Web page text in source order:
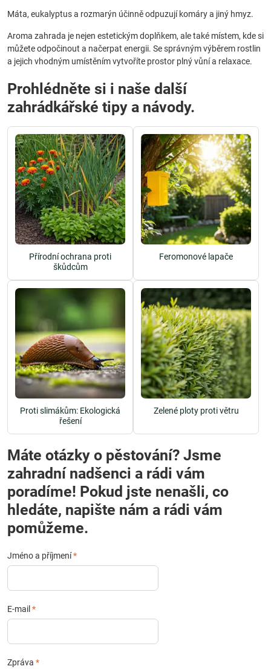
Máta, eukalyptus a rozmarýn účinně odpuzují komáry a jiný hmyz.
Aroma zahrada je nejen estetickým doplňkem, ale také místem, kde si
můžete odpočinout a načerpat energii. Se správným výběrem rostlin
a jejich vhodným umístěním vytvoříte prostor plný vůní a relaxace.
Prohlédněte si i naše další
zahrádkářské tipy a návody.
Přírodní ochrana proti
škůdcům
Feromonové lapače
Proti slimákům: Ekologická
řešení
Zelené ploty proti větru
Máte otázky o pěstování? Jsme
zahradní nadšenci a rádi vám
poradíme! Pokud jste nenašli, co
hledáte, napište nám a rádi vám
pomůžeme.
Jméno a příjmení*
E-mail *
Zpráva *